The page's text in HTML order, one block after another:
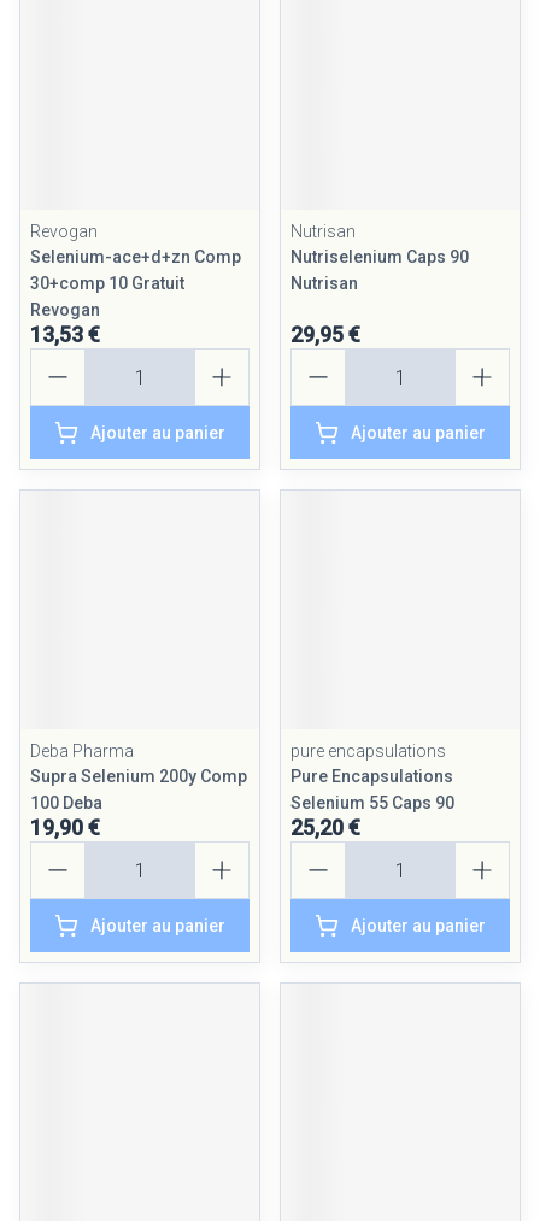
Revogan
Selenium-ace+d+zn Comp
30+comp 10 Gratuit
Revogan
13,53 €
Ajouter au panier
Nutrisan
Nutriselenium Caps 90
Nutrisan
29,95 €
Ajouter au panier
Deba Pharma
Supra Selenium 200y Comp
100 Deba
19,90 €
Ajouter au panier
pure encapsulations
Pure Encapsulations
Selenium 55 Caps 90
25,20 €
Ajouter au panier